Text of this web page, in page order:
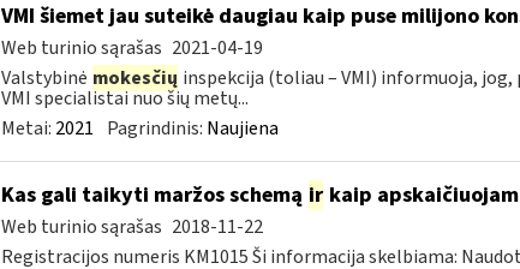
VMI šiemet jau suteikė daugiau kaip puse milijono
Web turinio sąrašas 2021-04-19
Valstybinė mokesčių inspekcija (toliau – VMI) informuoja,
VMI specialistai nuo šių metų...
Metai: 2021 Pagrindinis: Naujiena
Kas gali taikyti maržos schemą irkaip
Web turinio sąrašas 2018-11-22
Registracijos numeris KM1015 Ši informacija skelbiama: